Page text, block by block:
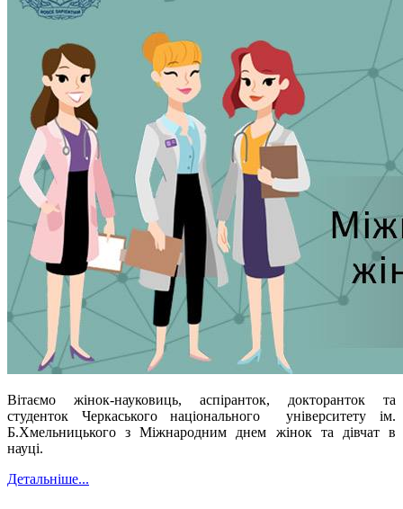
Вітаємо жінок-науковиць, аспіранток, докторанток та
студенток Черкаського національного університету ім.
Б.Хмельницького з Міжнародним днем жінок та дівчат в
науці.
Детальніше...